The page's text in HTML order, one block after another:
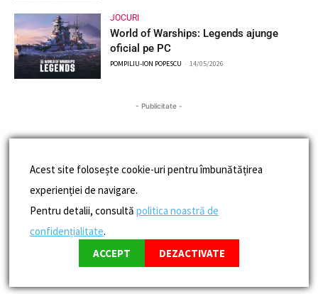
JOCURI
World of Warships: Legends ajunge
oficial pe PC
POMPILIU-ION POPESCU - 14/05/2026
- Publicitate -
Acest site folosește cookie-uri pentru îmbunătățirea
experienției de navigare.
Pentru detalii, consultă politica noastră de
confidențialitate.
ACCEPT
DEZACTIVATE